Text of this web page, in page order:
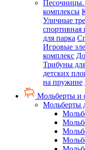
Песочницы.
комплексы
Уличные
спортивная
для парка
Игровые
комплекс
Трибуны
детских
на пружине
Мольберты и
Мольберты